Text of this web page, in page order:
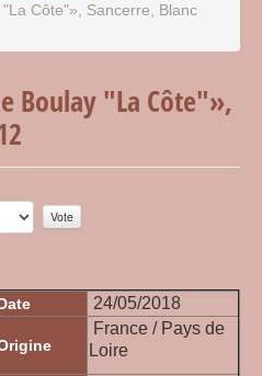
Côte"», Sancerre, Blanc
Boulay "La Côte"»,
24/05/2018
France / Pays de
Loire